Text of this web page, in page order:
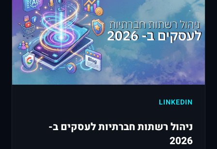
LINKEDIN
ניהול רשתות חברתיות לעסקים ב-
2026